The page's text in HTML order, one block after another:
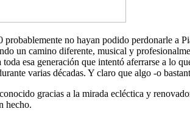
probablemente no hayan podido perdonarle
un camino diferente, musical y
esa generación que intentó aferrarse a lo
varias décadas. Y claro que algo -o
gracias a la mirada ecléctica y
hecho.